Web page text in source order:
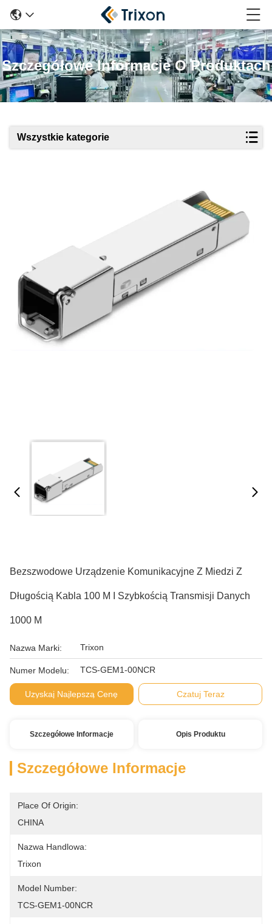
Szczegółowe Informacje O Produktach
Wszystkie kategorie
Bezszwodowe Urządzenie Komunikacyjne Z Miedzi Z
Długością Kabla 100 M I Szybkością Transmisji Danych
1000 M
Nazwa Marki: Trixon
Numer Modelu: TCS-GEM1-00NCR
Uzyskaj Najlepszą Cenę Czatuj Teraz
Szczegółowe Informacje Opis Produktu
Szczegółowe Informacje
Place Of Origin:
CHINA
Nazwa Handlowa:
Trixon
Model Number:
TCS-GEM1-00NCR